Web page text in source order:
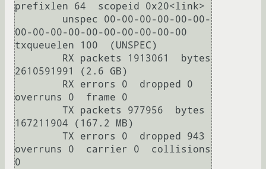
prefixlen 64  scopeid 0x20<link>
00-00-00-00-00-00-00-00-00-00
txqueuelen 100  (UNSPEC)
2610591991 (2.6 GB)
overruns 0  frame 0
167211904 (167.2 MB)
overruns 0  carrier 0  collisions
0